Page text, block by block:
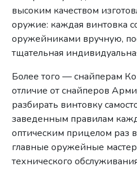
высоким качеством
оружие: каждая винтовка
оружейниками вручную,
тщательная
Более того — снайперам
отличие от снайперов
разбирать винтовку
заведенным правилам
оптическим прицелом раз в
главные оружейные
технического